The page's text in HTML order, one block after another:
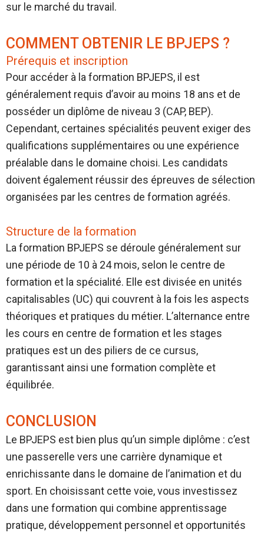
sur le marché du travail.
COMMENT OBTENIR LE BPJEPS ?
Prérequis et inscription
Pour accéder à la formation BPJEPS, il est
généralement requis d’avoir au moins 18 ans et de
posséder un diplôme de niveau 3 (CAP, BEP).
Cependant, certaines spécialités peuvent exiger des
qualifications supplémentaires ou une expérience
préalable dans le domaine choisi. Les candidats
doivent également réussir des épreuves de sélection
organisées par les centres de formation agréés.
Structure de la formation
La formation BPJEPS se déroule généralement sur
une période de 10 à 24 mois, selon le centre de
formation et la spécialité. Elle est divisée en unités
capitalisables (UC) qui couvrent à la fois les aspects
théoriques et pratiques du métier. L’alternance entre
les cours en centre de formation et les stages
pratiques est un des piliers de ce cursus,
garantissant ainsi une formation complète et
équilibrée.
CONCLUSION
Le BPJEPS est bien plus qu’un simple diplôme : c’est
une passerelle vers une carrière dynamique et
enrichissante dans le domaine de l’animation et du
sport. En choisissant cette voie, vous investissez
dans une formation qui combine apprentissage
pratique, développement personnel et opportunités